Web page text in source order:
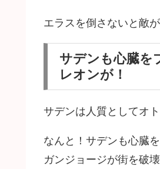
エラスを倒さないと敵
サデンも心臓を
レオンが！
サデンは人質としてオ
なんと！サデンも心臓
ガンジョージが街を破